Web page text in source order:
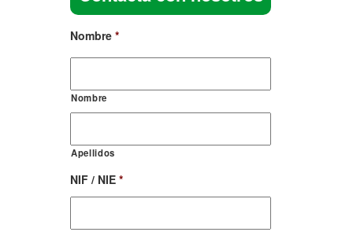
Nombre *
Nombre
Apellidos
NIF / NIE *